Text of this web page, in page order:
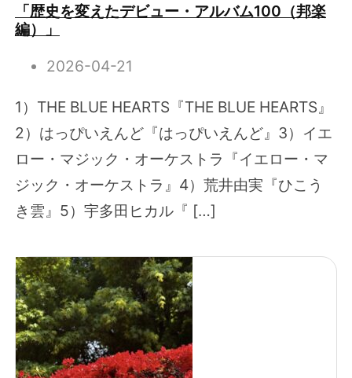
「歴史を変えたデビュー・アルバム100（邦楽
編）」
2026-04-21
1）THE BLUE HEARTS『THE BLUE HEARTS』
2）はっぴいえんど『はっぴいえんど』3）イエ
ロー・マジック・オーケストラ『イエロー・マ
ジック・オーケストラ』4）荒井由実『ひこう
き雲』5）宇多田ヒカル『 […]